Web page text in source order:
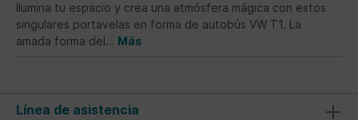
Ilumina tu espacio y crea una atmósfera mágica con estos
singulares portavelas en forma de autobús VW T1. La
amada forma del… Más
Línea de asistencia